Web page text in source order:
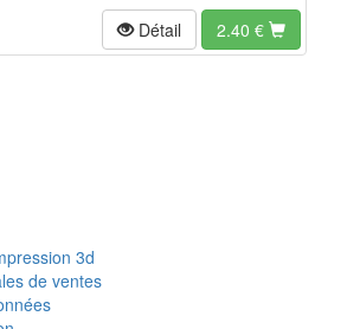
Détail 2.40 €
3d
de ventes